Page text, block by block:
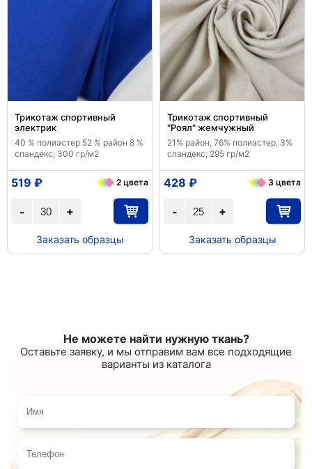
Трикотаж спортивный
электрик
40 % полиэстер 52 % район 8 %
спандекс; 300 гр/м2
+
-
519 ₽ 2 цвета
Заказать образцы
Трикотаж спортивный
"Роял" жемчужный
21% район, 76% полиэстер, 3%
спандекс; 295 гр/м2
+
-
428 ₽ 3 цвета
Заказать образцы
Не можете найти нужную ткань?
Оставьте заявку, и мы отправим вам все подходящие
варианты из каталога
Имя